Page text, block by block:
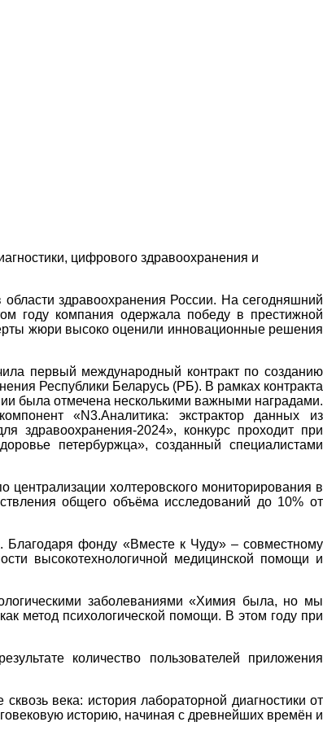
цифрового здравоохранения и
области здравоохранения России. На сегодняшний
году компания одержала победу в престижной
жюри высоко оценили инновационные решения
первый международный контракт по созданию
Республики Беларусь (РБ). В рамках контракта
была отмечена несколькими важными наградами.
«N3.Аналитика: экстрактор данных из
здравоохранения-2024», конкурс проходит при
петербуржца», созданный специалистами
холтеровского мониторирования в
общего объёма исследований до 10% от
Благодаря фонду «Вместе к Чуду» – совместному
высокотехнологичной медицинской помощи и
заболеваниями «Химия была, но мы
метод психологической помощи. В этом году при
количество пользователей приложения
века: история лабораторной диагностики от
историю, начиная с древнейших времён и